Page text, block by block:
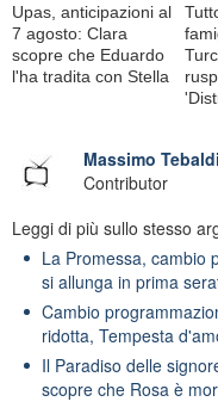
Upas, anticipazioni al
7 agosto: Clara
scopre che Eduardo
l'ha tradita con Stella
Massimo Tebaldi
Contributor
Leggi di più sullo stesso
La Promessa, cambio
si allunga in prima
Cambio
ridotta, Tempesta
Il Paradiso delle
scopre che Rosa è